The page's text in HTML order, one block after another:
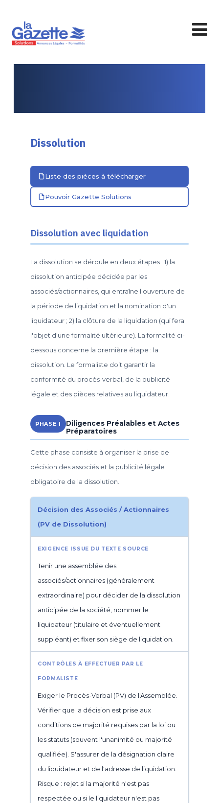
Dissolution
Liste des pièces à télécharger
Pouvoir Gazette Solutions
Dissolution avec liquidation
La dissolution se déroule en deux étapes : 1) la
dissolution anticipée décidée par les
associés/actionnaires, qui entraîne l'ouverture de
la période de liquidation et la nomination d'un
liquidateur ; 2) la clôture de la liquidation (qui fera
l'objet d'une formalité ultérieure). La formalité ci-
dessous concerne la première étape : la
dissolution. Le formaliste doit garantir la
conformité du procès-verbal, de la publicité
légale et des pièces relatives au liquidateur.
PHASE I
Diligences Préalables et Actes
Préparatoires
Cette phase consiste à organiser la prise de
décision des associés et la publicité légale
obligatoire de la dissolution.
Décision des Associés / Actionnaires
(PV de Dissolution)
Tenir une assemblée des
associés/actionnaires (généralement
extraordinaire) pour décider de la dissolution
anticipée de la société, nommer le
liquidateur (titulaire et éventuellement
suppléant) et fixer son siège de liquidation.
Exiger le Procès-Verbal (PV) de l'Assemblée.
Vérifier que la décision est prise aux
conditions de majorité requises par la loi ou
les statuts (souvent l'unanimité ou majorité
qualifiée). S'assurer de la désignation claire
du liquidateur et de l'adresse de liquidation.
Risque : rejet si la majorité n'est pas
respectée ou si le liquidateur n'est pas